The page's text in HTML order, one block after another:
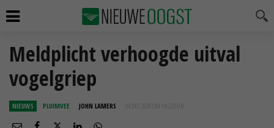
Meldplicht verhoogde uitval
vogelgriep
NIEUWS PLUIMVEE JOHN LAMERS 04 DEC 2020 OM 14:22